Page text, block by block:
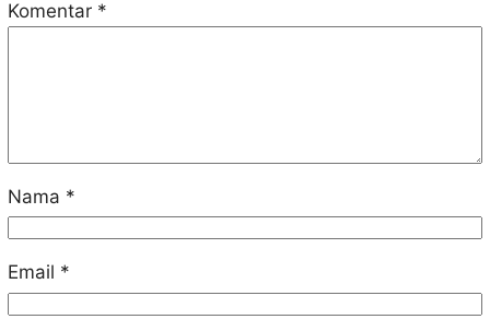
Komentar *
Nama *
Email *